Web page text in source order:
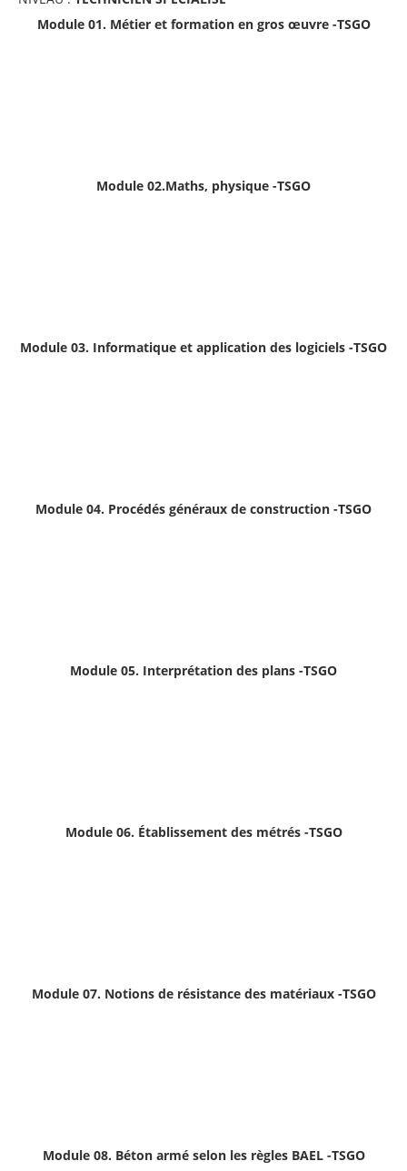
Module 01. Métier et formation en gros œuvre -TSGO
Module 02.Maths, physique -TSGO
Module 03. Informatique et application des logiciels -TSGO
Module 04. Procédés généraux de construction -TSGO
Module 05. Interprétation des plans -TSGO
Module 06. Établissement des métrés -TSGO
Module 07. Notions de résistance des matériaux -TSGO
Module 08. Béton armé selon les règles BAEL -TSGO